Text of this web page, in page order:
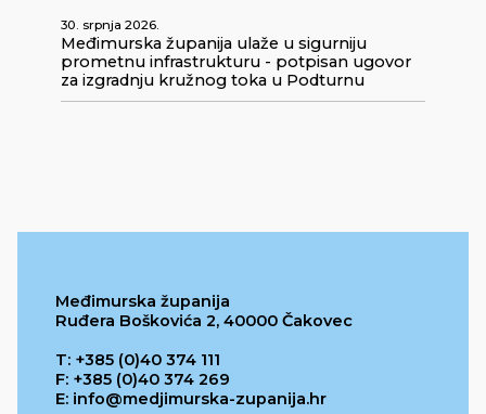
30. srpnja 2026.
Međimurska županija ulaže u sigurniju
prometnu infrastrukturu - potpisan ugovor
za izgradnju kružnog toka u Podturnu
Međimurska županija
Ruđera Boškovića 2, 40000 Čakovec
T: +385 (0)40 374 111
F: +385 (0)40 374 269
E: info@medjimurska-zupanija.hr